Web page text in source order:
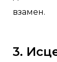
взамен.
3.